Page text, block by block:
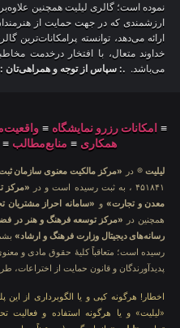
نموده است؛ گالری لیلیت همچنین علاوه‌بر
ارزشمندی که در جهت حمایت از
ارائه می‌دهد، توانسته پرامکانات‌ترین
خداوند متعال، با افتخار درخدمت
می‌باشد. .: سپاس از توجه و همراهی‌تان
≡ امکانات رزرو نمایشگاه ≡
همکاری ≡ منابع‌مطالب ≡
لیلیت® در «مرکز مالکیت معنوی سازمان
۴۵۱۸۴۱ ، به ثبت رسیده است و در
«مرکز
معدن و تجارت»و «سامانه احراز مشتریان
همچنین در «مرکز توسعه فرهنگ و هنر در
رسانه‌های دیجیتال وزارت فرهنگ و ارشاد»
رسیده است؛ متعاقباً کلیهٔ حقوق مادی و
پدیدآورندگان و قانون حمایت از اختراعات،
اخطار! هرگونه کپی و یا الگوبرداری از این
«لیلیت» و یا هرگونه استفاده و فعالیت